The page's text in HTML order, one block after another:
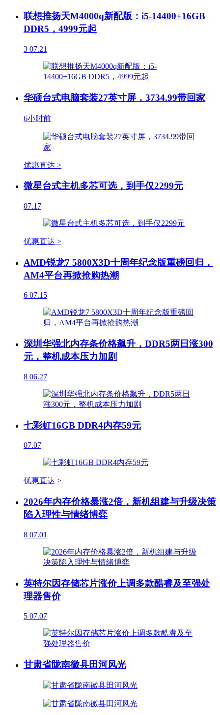
联想推扬天M4000q新配版：i5-14400+16GB
DDR5，4999元起
3 07.21
华硕台式电脑套装27英寸屏，3734.99带回家
6小时前
优惠直达 >
微星台式主机多芯可选，到手仅2299元
07.17
优惠直达 >
AMD锐龙7 5800X3D十周年纪念版重磅回归，
AM4平台再掀抢购热潮
6 07.15
深圳华强北内存条价格飙升，DDR5两日涨300
元，整机成本压力加剧
8 06.27
七彩虹16GB DDR4内存59元
07.07
优惠直达 >
2026年内存价格暴涨2倍，新机组建与升级决策
陷入理性与情绪博弈
8 07.01
英特尔因存储芯片涨价上调多款酷睿及至强处
理器售价
5 07.07
甘肃省陇南徽县田河风光